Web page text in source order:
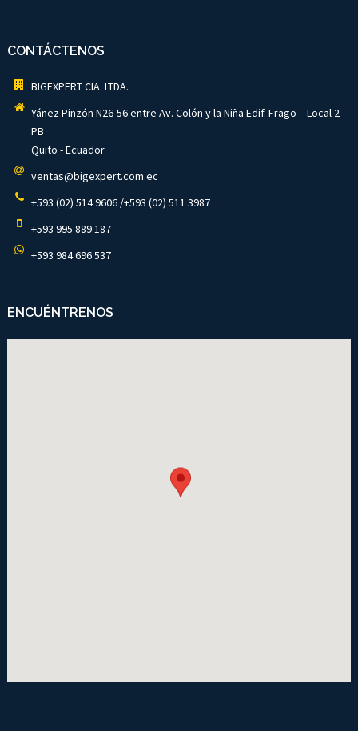
CONTÁCTENOS
BIGEXPERT CIA. LTDA.
Yánez Pinzón N26-56 entre Av. Colón y la Niña Edif. Frago – Local 2
PB
Quito - Ecuador
ventas@bigexpert.com.ec
+593 (02) 514 9606 /+593 (02) 511 3987
+593 995 889 187
+593 984 696 537
ENCUÉNTRENOS